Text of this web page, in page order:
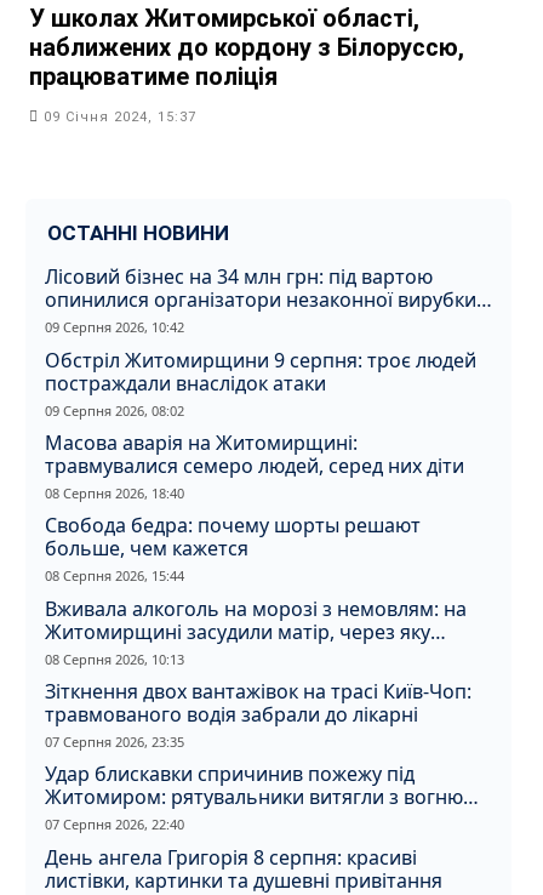
У школах Житомирської області,
наближених до кордону з Білоруссю,
працюватиме поліція
09 Січня 2024, 15:37
ОСТАННІ НОВИНИ
Лісовий бізнес на 34 млн грн: під вартою
опинилися організатори незаконної вирубки
на Житомирщині
09 Серпня 2026, 10:42
Обстріл Житомирщини 9 серпня: троє людей
постраждали внаслідок атаки
09 Серпня 2026, 08:02
Масова аварія на Житомирщині:
травмувалися семеро людей, серед них діти
08 Серпня 2026, 18:40
Свобода бедра: почему шорты решают
больше, чем кажется
08 Серпня 2026, 15:44
Вживала алкоголь на морозі з немовлям: на
Житомирщині засудили матір, через яку
дитина отримала обмороження
08 Серпня 2026, 10:13
Зіткнення двох вантажівок на трасі Київ-Чоп:
травмованого водія забрали до лікарні
07 Серпня 2026, 23:35
Удар блискавки спричинив пожежу під
Житомиром: рятувальники витягли з вогню
кота
07 Серпня 2026, 22:40
День ангела Григорія 8 серпня: красиві
листівки, картинки та душевні привітання